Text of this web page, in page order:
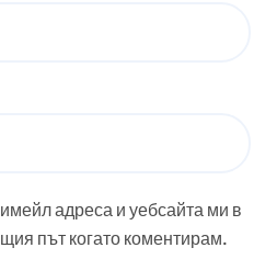
адреса и уебсайта ми в
път когато коментирам.